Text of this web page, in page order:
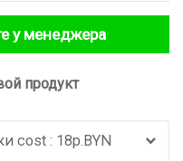
у менеджера
продукт
cost : 18р.BYN